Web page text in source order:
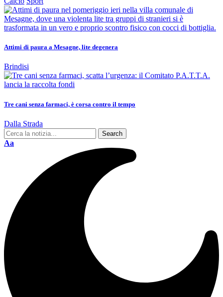
Attimi di paura a Mesagne, lite degenera
Brindisi
Tre cani senza farmaci, è corsa contro il tempo
Dalla Strada
Aa